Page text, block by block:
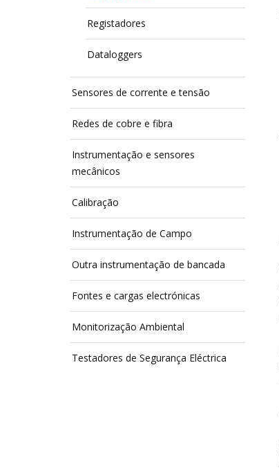
Registadores
Dataloggers
Sensores de corrente e tensão
Redes de cobre e fibra
Instrumentação e sensores
mecânicos
Calibração
Instrumentação de Campo
Outra instrumentação de bancada
Fontes e cargas electrónicas
Monitorização Ambiental
Testadores de Segurança Eléctrica